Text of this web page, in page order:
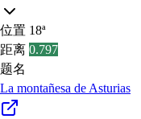
位置 18ª
距离 0.797
题名
La montañesa de Asturias